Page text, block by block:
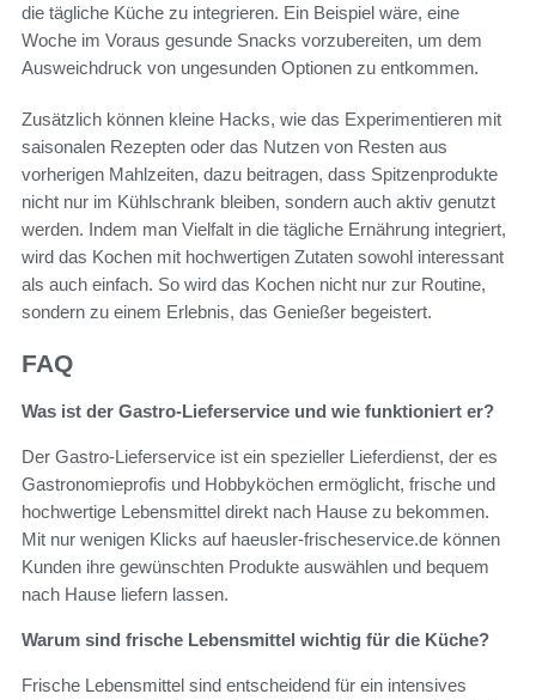
die tägliche Küche zu integrieren. Ein Beispiel wäre, eine
Woche im Voraus gesunde Snacks vorzubereiten, um dem
Ausweichdruck von ungesunden Optionen zu entkommen.
Zusätzlich können kleine Hacks, wie das Experimentieren mit
saisonalen Rezepten oder das Nutzen von Resten aus
vorherigen Mahlzeiten, dazu beitragen, dass Spitzenprodukte
nicht nur im Kühlschrank bleiben, sondern auch aktiv genutzt
werden. Indem man Vielfalt in die tägliche Ernährung integriert,
wird das Kochen mit hochwertigen Zutaten sowohl interessant
als auch einfach. So wird das Kochen nicht nur zur Routine,
sondern zu einem Erlebnis, das Genießer begeistert.
FAQ
Was ist der Gastro-Lieferservice und wie funktioniert er?
Der Gastro-Lieferservice ist ein spezieller Lieferdienst, der es
Gastronomieprofis und Hobbyköchen ermöglicht, frische und
hochwertige Lebensmittel direkt nach Hause zu bekommen.
Mit nur wenigen Klicks auf haeusler-frischeservice.de können
Kunden ihre gewünschten Produkte auswählen und bequem
nach Hause liefern lassen.
Warum sind frische Lebensmittel wichtig für die Küche?
Frische Lebensmittel sind entscheidend für ein intensives